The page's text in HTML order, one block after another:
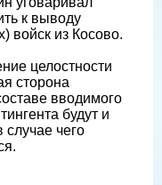
к выводу
войск из Косово.
целостности
сторона
вводимого
будут и
случае чего